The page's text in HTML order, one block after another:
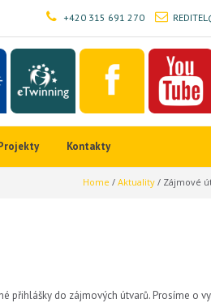
+420 315 691 270
Kontakty
Home / Aktuality / Zájmové
přihlášky do zájmových útvarů. Prosíme o